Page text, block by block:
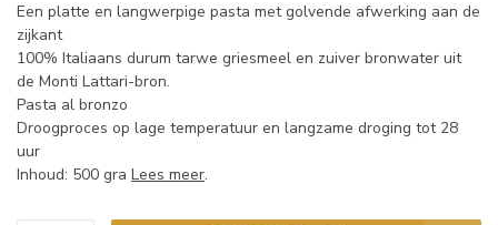
Een platte en langwerpige pasta met golvende afwerking aan de
zijkant
100% Italiaans durum tarwe griesmeel en zuiver bronwater uit
de Monti Lattari-bron.
Pasta al bronzo
Droogproces op lage temperatuur en langzame droging tot 28
uur
Inhoud: 500 gra Lees meer.